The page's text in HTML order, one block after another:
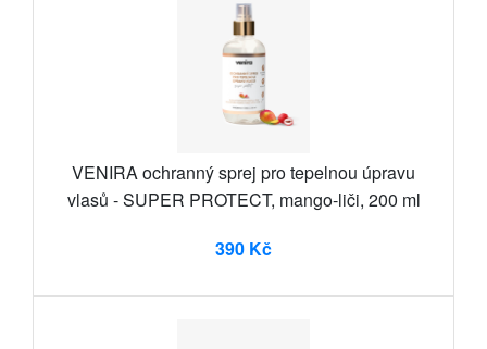
VENIRA ochranný sprej pro tepelnou úpravu
vlasů - SUPER PROTECT, mango-liči, 200 ml
390 Kč